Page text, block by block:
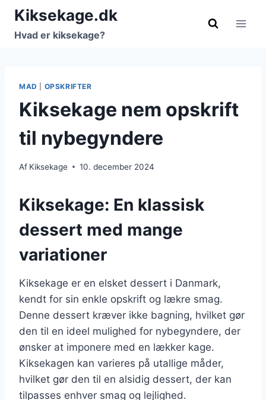
Fortsæt
indhold
Kiksekage.dk
Hvad er kiksekage?
MAD OPSKRIFTER
Kiksekage nem opskrift
til nybegyndere
Af Kiksekage 10. december 2024
Kiksekage: En klassisk
dessert med mange
variationer
Kiksekage er en elsket dessert i Danmark,
kendt for sin enkle opskrift og lækre smag.
Denne dessert kræver ikke bagning, hvilket gør
den til en ideel mulighed for nybegyndere, der
ønsker at imponere med en lækker kage.
Kiksekagen kan varieres på utallige måder,
hvilket gør den til en alsidig dessert, der kan
tilpasses enhver smag og lejlighed.